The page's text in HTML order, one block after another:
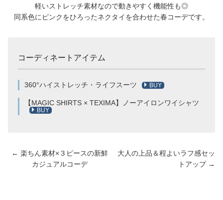
軽いストレッチ素材なので動きやすく機能性も◎
同系色にピンクをひろったネクタイを合わせた春コーデです。
コーディネートアイテム
360°ハイストレッチ・ライフスーツ BUY
【MAGIC SHIRTS × TEXIMA】ノーアイロンワイシャツ
BUY
投← 楽ちん素材×３ピースの新鮮
カジュアルコーデ
大人の上品＆程よいラフ感セッ
トアップ →